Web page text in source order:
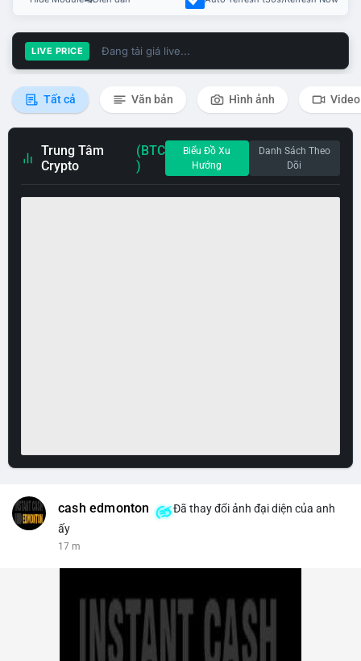
LIVE PRICE Đang tải giá live...
Tất cả Văn bản Hình ảnh Video
Trung Tâm
Crypto
(BTC
)
Biểu Đồ Xu
Hướng
Danh Sách Theo
Dõi
cash edmonton
Đã thay đổi ảnh đại diện của anh
ấy
18 m